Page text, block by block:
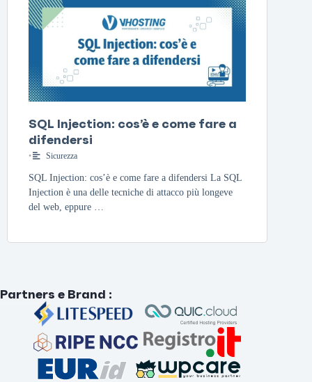
SQL Injection: cos’è e come fare a
difendersi
• Sicurezza
SQL Injection: cos’è e come fare a difendersi La SQL
Injection è una delle tecniche di attacco più longeve
del web, eppure …
Partners e Brand :